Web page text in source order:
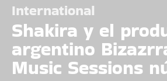
International
Shakira y el
argentino
Music Sessions